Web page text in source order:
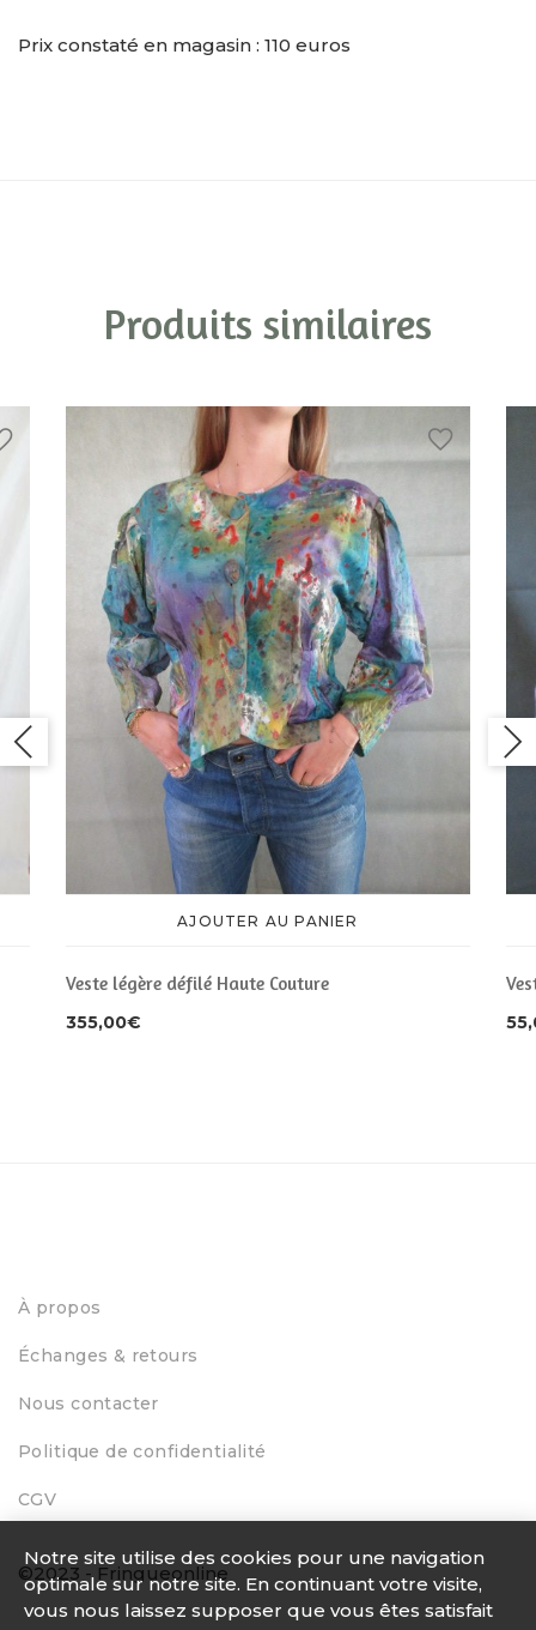
Prix constaté en magasin : 110 euros
Produits similaires
AJOUTER AU PANIER
Veste légère défilé Haute Couture
355,00€
À propos
Échanges & retours
Nous contacter
Politique de confidentialité
CGV
©2023 - Fringueonline
Notre site utilise des cookies pour une navigation
optimale sur notre site. En continuant votre visite,
vous nous laissez supposer que vous êtes satisfait